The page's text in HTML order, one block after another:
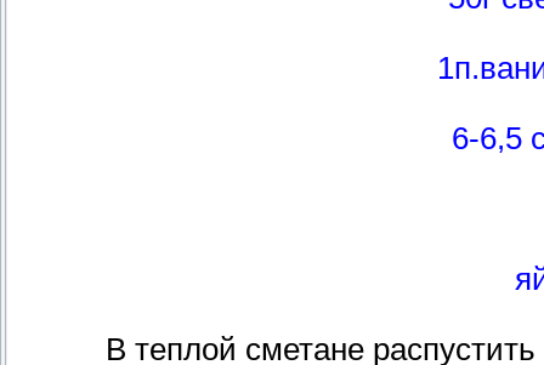
6-6,5
В теплой сметане